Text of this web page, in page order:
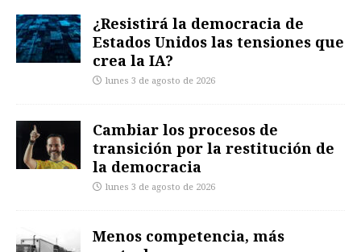
¿Resistirá la democracia de
Estados Unidos las tensiones que
crea la IA?
lunes 3 de agosto de 2026
Cambiar los procesos de
transición por la restitución de
la democracia
lunes 3 de agosto de 2026
Menos competencia, más